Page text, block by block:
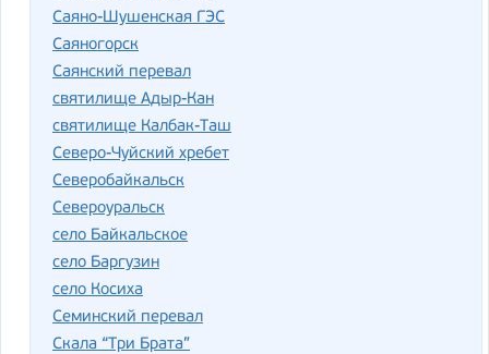
Саяно-Шушенская ГЭС
Саяногорск
Саянский перевал
святилище Адыр-Кан
святилище Калбак-Таш
Северо-Чуйский хребет
Северобайкальск
Североуральск
село Байкальское
село Баргузин
село Косиха
Семинский перевал
Скала “Три Брата”